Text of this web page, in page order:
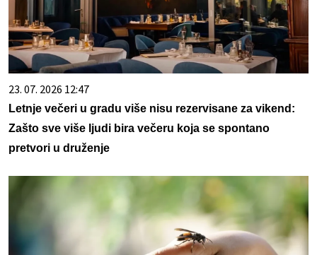
23. 07. 2026 12:47
Letnje večeri u gradu više nisu rezervisane za vikend:
Zašto sve više ljudi bira večeru koja se spontano
pretvori u druženje